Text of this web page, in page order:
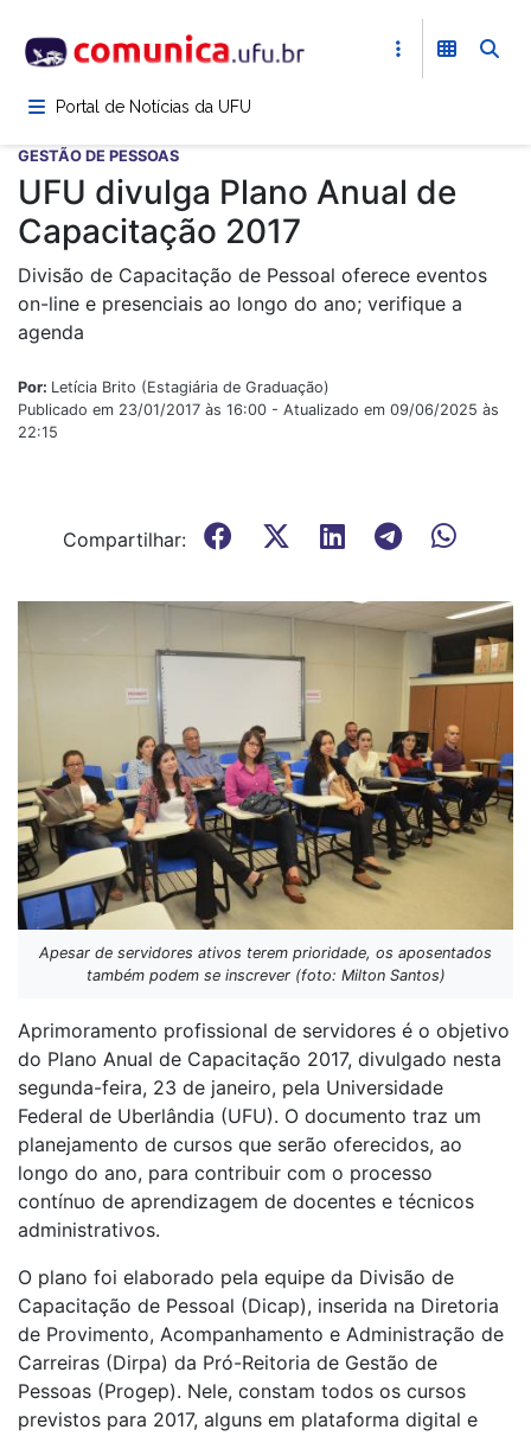
para
conteúdoPortal de Notícias da UFU
GESTÃO DE PESSOAS
UFU divulga Plano Anual de
Capacitação 2017
Divisão de Capacitação de Pessoal oferece eventos
on-line e presenciais ao longo do ano; verifique a
agenda
Por: Letícia Brito (Estagiária de Graduação)
Publicado em 23/01/2017 às 16:00 - Atualizado em 09/06/2025 às
22:15
Compartilhar:
Apesar de servidores ativos terem prioridade, os aposentados
também podem se inscrever (foto: Milton Santos)
Aprimoramento profissional de servidores é o objetivo
do Plano Anual de Capacitação 2017, divulgado nesta
segunda-feira, 23 de janeiro, pela Universidade
Federal de Uberlândia (UFU). O documento traz um
planejamento de cursos que serão oferecidos, ao
longo do ano, para contribuir com o processo
contínuo de aprendizagem de docentes e técnicos
administrativos.
O plano foi elaborado pela equipe da Divisão de
Capacitação de Pessoal (Dicap), inserida na Diretoria
de Provimento, Acompanhamento e Administração de
Carreiras (Dirpa) da Pró-Reitoria de Gestão de
Pessoas (Progep). Nele, constam todos os cursos
previstos para 2017, alguns em plataforma digital e